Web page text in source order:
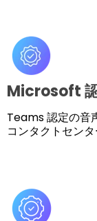
Microsoft
Teams 認定の音
コンタクトセン